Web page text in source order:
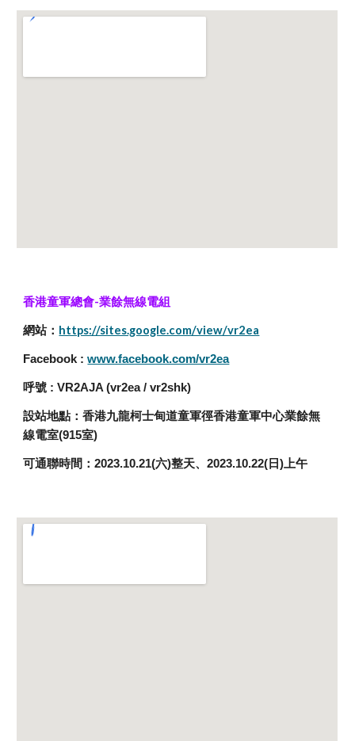
香港童軍總會-業餘無線電組
網站： https://sites.google.com/view/vr2ea
Facebook :www.facebook.com/vr2ea
呼號 : VR2AJA (vr2ea / vr2shk)
設站地點：香港九龍柯士甸道童軍徑香港童軍中心業餘無
線電室(915室)
可通聯時間：2023.10.21(六)整天、2023.10.22(日)上午